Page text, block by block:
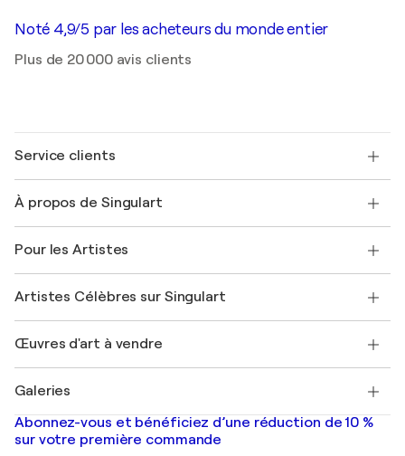
Noté 4,9/5 par les acheteurs du monde entier
Plus de 20 000 avis clients
Service clients
Expédition
Offrir une carte cadeau
Rejoignez notre programme commercial
Mon compte
+33 1 76 44 06 42
À propos de Singulart
FAQ
Magazine Singulart
Emplois
Découvrez une sélection d'art original
Pour les Artistes
Se connecter en tant qu'Artiste
Artistes Célèbres sur Singulart
Marc Chagall
Banksy
Mr. Brainwash
Shepard Fairey
Œuvres d'art à vendre
Tableaux abstraits à vendre
Peintures de paysage
Estampes
Galeries
Galeries d'art en France
Galeries d'art en Belgique
Abonnez-vous et bénéficiez d’une réduction de 10 %
sur votre première commande